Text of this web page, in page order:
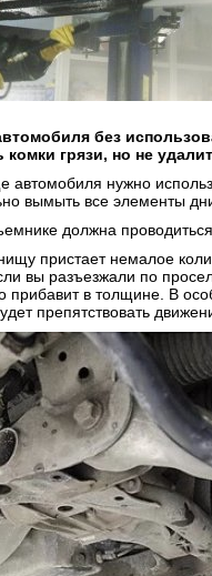
без
грязи, но не
автомобиля нужно
вымыть все элементы
должна
пристает немалое
вы разъезжали по
в толщине. В
препятствовать